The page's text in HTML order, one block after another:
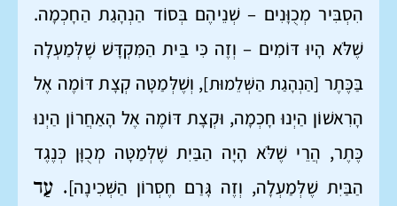
הִסְבִּיר מְכֻוָּנִים – שְׁנֵיהֶם בְּסוֹד הַנְהָגַת הַחָכְמָה.
שֶׁלֹּא הָיוּ דּוֹמִים – וְזֶה כִּי בֵּית הַמִּקְדָּשׁ שֶׁלְּמַעְלָה
בַּכֶּתֶר [הַנְהָגַת הַשְּׁלֵמוּת], וְשֶׁלְּמַטָּה קְצָת דּוֹמֶה אֶל
הָרִאשׁוֹן הַיְנוּ חָכְמָה, וּקְצָת דּוֹמֶה אֶל הָאַחֲרוֹן הַיְנוּ
כֶּתֶר, הֲרֵי שֶׁלֹּא הָיָה הַבַּיִת שֶׁלְּמַטָּה מְכֻוָּן כְּנֶגֶד
הַבַּיִת שֶׁלְּמַעְלָה, וְזֶה גָּרַם חֶסְרוֹן הַשְּׁכִינָה]. עַד